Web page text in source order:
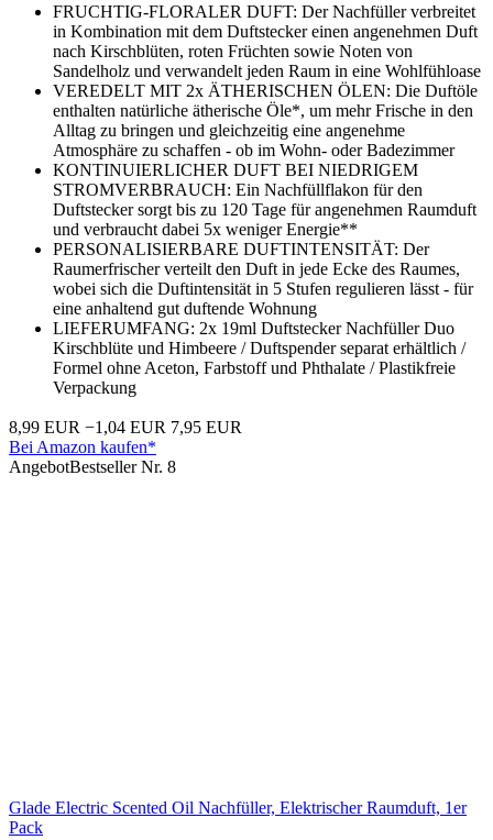
FRUCHTIG-FLORALER DUFT: Der Nachfüller verbreitet
in Kombination mit dem Duftstecker einen angenehmen Duft
nach Kirschblüten, roten Früchten sowie Noten von
Sandelholz und verwandelt jeden Raum in eine Wohlfühloase
VEREDELT MIT 2x ÄTHERISCHEN ÖLEN: Die Duftöle
enthalten natürliche ätherische Öle*, um mehr Frische in den
Alltag zu bringen und gleichzeitig eine angenehme
Atmosphäre zu schaffen - ob im Wohn- oder Badezimmer
KONTINUIERLICHER DUFT BEI NIEDRIGEM
STROMVERBRAUCH: Ein Nachfüllflakon für den
Duftstecker sorgt bis zu 120 Tage für angenehmen Raumduft
und verbraucht dabei 5x weniger Energie**
PERSONALISIERBARE DUFTINTENSITÄT: Der
Raumerfrischer verteilt den Duft in jede Ecke des Raumes,
wobei sich die Duftintensität in 5 Stufen regulieren lässt - für
eine anhaltend gut duftende Wohnung
LIEFERUMFANG: 2x 19ml Duftstecker Nachfüller Duo
Kirschblüte und Himbeere / Duftspender separat erhältlich /
Formel ohne Aceton, Farbstoff und Phthalate / Plastikfreie
Verpackung
8,99 EUR −1,04 EUR 7,95 EUR
Bei Amazon kaufen*
AngebotBestseller Nr. 8
Glade Electric Scented Oil Nachfüller, Elektrischer Raumduft, 1er
Pack